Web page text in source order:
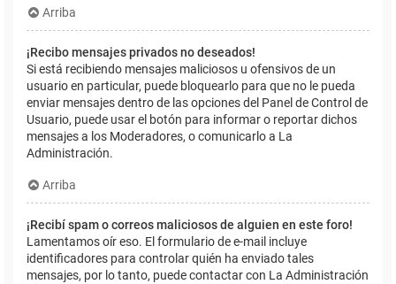
Arriba
¡Recibo mensajes privados no deseados!
Si está recibiendo mensajes maliciosos u ofensivos de un
usuario en particular, puede bloquearlo para que no le pueda
enviar mensajes dentro de las opciones del Panel de Control de
Usuario, puede usar el botón para informar o reportar dichos
mensajes a los Moderadores, o comunicarlo a La
Administración.
Arriba
¡Recibí spam o correos maliciosos de alguien en este foro!
Lamentamos oír eso. El formulario de e-mail incluye
identificadores para controlar quién ha enviado tales
mensajes, por lo tanto, puede contactar con La Administración